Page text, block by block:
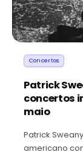
Concertos
Patrick
concertos
maio
Patrick
americano